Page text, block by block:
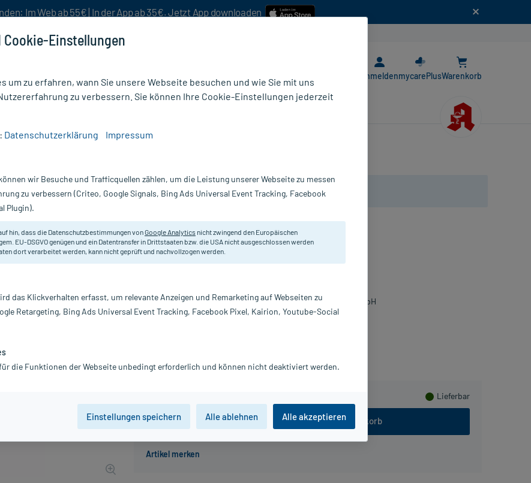
Im Web ab 55€ | In der App ab 35€. Jetzt App downloaden
AnmeldenmycarePlusWarenkorb
für kurze Zeit:Gratis-Versand* ab 19€ Mindestbestellwert!
Grundpreis: 381,33 € / l
Lieferbar
In den Warenkorb
Homöopathisches Arzneimittel.
Darreichung:
Tropfen
Hersteller:
Biologische Heilmittel Heel GmbH
Einstellungen
um zu erfahren, wann Sie unsere Webseite besuchen und wie Sie mit uns
zu verbessern. Sie können Ihre Cookie-Einstellungen jederzeit
Datenschutzerklärung Impressum
wir Besuche und Trafficquellen zählen, um die Leistung unserer Webseite zu messen
zu verbessern (Criteo, Google Signals, Bing Ads Universal Event Tracking, Facebook
Plugin).
hin, dass die Datenschutzbestimmungen vonGoogle Analytics nicht zwingend den Europäischen
EU-DSGVO genügen und ein Datentransfer in Drittstaaten bzw. die USA nicht ausgeschlossen werden
dort verarbeitet werden, kann nicht geprüft und nachvollzogen werden.
das Klickverhalten erfasst, um relevante Anzeigen und Remarketing auf Webseiten zu
Retargeting, Bing Ads Universal Event Tracking, Facebook Pixel, Kairion, Youtube-Social
die Funktionen der Webseite unbedingt erforderlich und können nicht deaktiviert werden.
Einstellungen speichern Alle ablehnen Alle akzeptieren